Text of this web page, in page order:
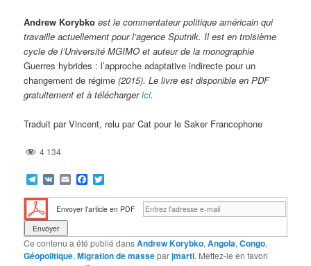
Andrew Korybko est le commentateur politique américain qui
travaille actuellement pour l’agence Sputnik. Il est en troisième
cycle de l’Université MGIMO et auteur de la monographie
Guerres hybrides : l’approche adaptative indirecte pour un
changement de régime (2015). Le livre est disponible en PDF
gratuitement et à téléchargerici.
Traduit par Vincent, relu par Cat pour le Saker Francophone
4 134
Telegram
VK EmailFacebook
Envoyer l'article en PDF
Ce contenu a été publié dansAndrew Korybko,Angola,Congo,
Géopolitique,Migration de masseparjmarti. Mettez-le en favori